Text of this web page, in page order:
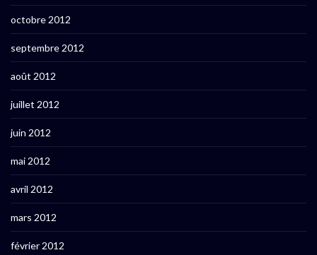
octobre 2012
septembre 2012
août 2012
juillet 2012
juin 2012
mai 2012
avril 2012
mars 2012
février 2012